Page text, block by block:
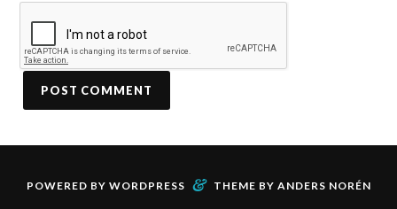
POWERED BY WORDPRESS & THEME BY ANDERS NORÉN